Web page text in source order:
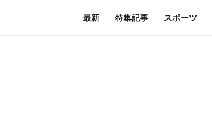
最新 特集記事 スポーツ